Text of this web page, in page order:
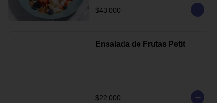
$43.000
Ensalada de Frutas Petit
$22.000